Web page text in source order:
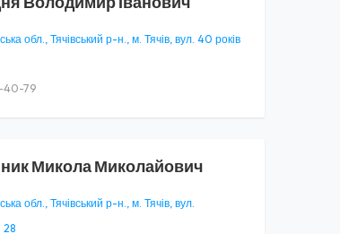
обл., Тячівський р-н., м. Тячів, вул. 40 років
40-79
Микола Миколайович
обл., Тячівський р-н., м. Тячів, вул.
28